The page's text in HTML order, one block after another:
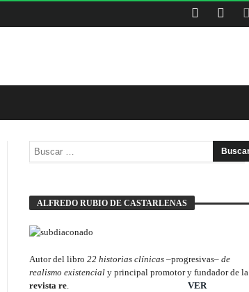
ALFREDO RUBIO DE CASTARLENAS
Autor del libro 22 historias clínicas –progresivas– de
realismo existencialy principal promotor y fundador de la
revista re.
VER